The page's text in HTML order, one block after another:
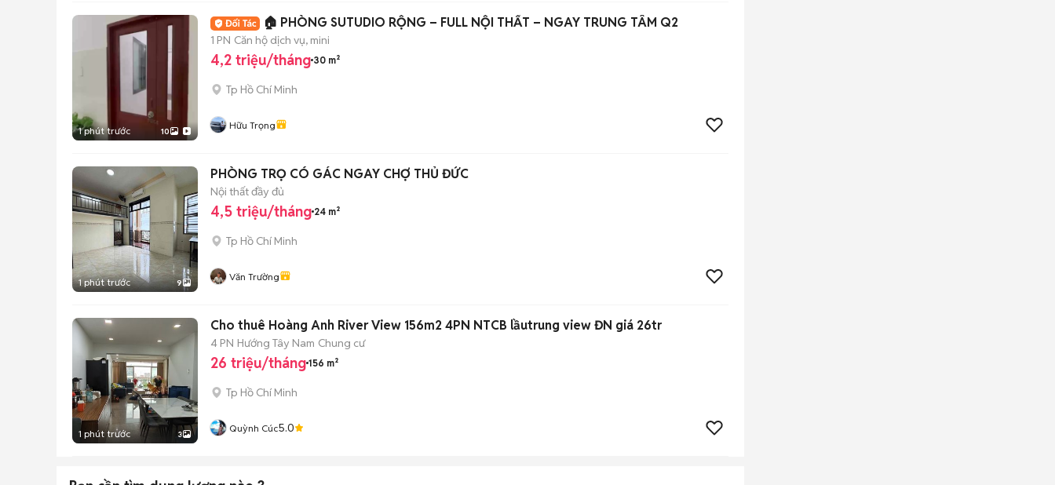
1 phút trước 10
🏠 PHÒNG SUTUDIO RỘNG – FULL NỘI THẤT – NGAY TRUNG TÂM Q2
1 PN Căn hộ dịch vụ, mini
4,2 triệu/tháng 30 m²
Tp Hồ Chí Minh
Hữu Trọng
1 phút trước 9
PHÒNG TRỌ CÓ GÁC NGAY CHỢ THỦ ĐỨC
Nội thất đầy đủ
4,5 triệu/tháng 24 m²
Tp Hồ Chí Minh
Văn Trường
1 phút trước 3
Cho thuê Hoàng Anh River View 156m2 4PN NTCB lầutrung view ĐN giá 26tr
4 PN Hướng Tây Nam Chung cư
26 triệu/tháng 156 m²
Tp Hồ Chí Minh
Quỳnh Cúc5.0